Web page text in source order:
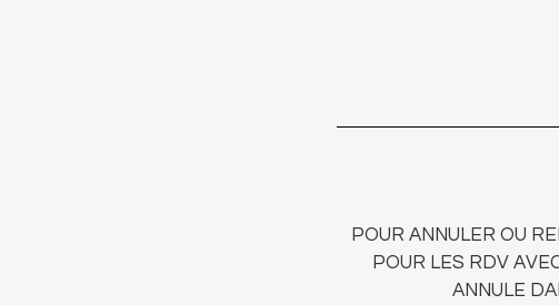
POUR ANNULER OU
POUR LES RDV
ANNULE